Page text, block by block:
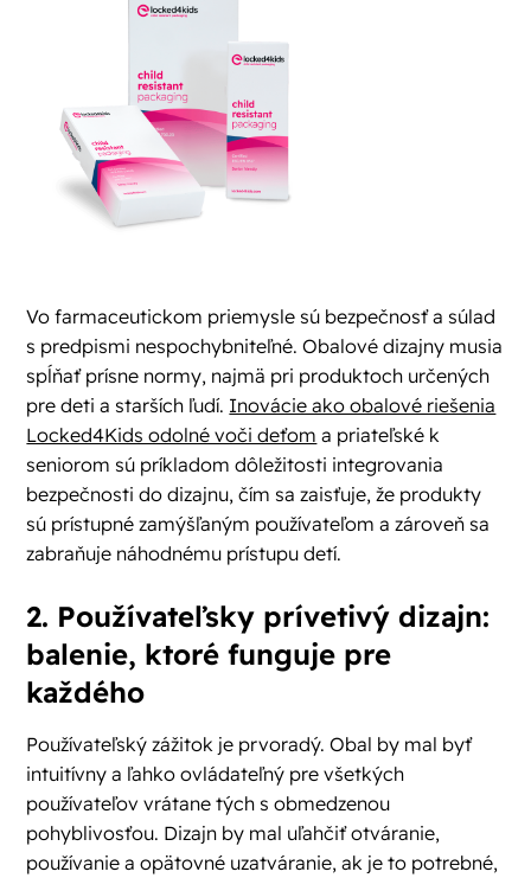
Vo farmaceutickom priemysle sú bezpečnosť a súlad
s predpismi nespochybniteľné. Obalové dizajny musia
spĺňať prísne normy, najmä pri produktoch určených
pre deti a starších ľudí. Inovácie ako obalové riešenia
Locked4Kids odolné voči deťom a priateľské k
seniorom sú príkladom dôležitosti integrovania
bezpečnosti do dizajnu, čím sa zaisťuje, že produkty
sú prístupné zamýšľaným používateľom a zároveň sa
zabraňuje náhodnému prístupu detí.
2. Používateľsky prívetivý dizajn:
balenie, ktoré funguje pre
každého
Používateľský zážitok je prvoradý. Obal by mal byť
intuitívny a ľahko ovládateľný pre všetkých
používateľov vrátane tých s obmedzenou
pohyblivosťou. Dizajn by mal uľahčiť otváranie,
používanie a opätovné uzatváranie, ak je to potrebné,